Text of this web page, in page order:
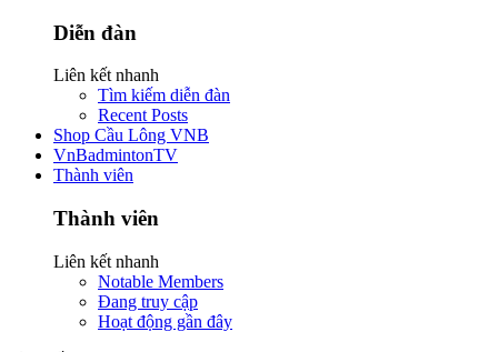
Diễn đàn
Liên kết nhanh
Tìm kiếm diễn đàn
Recent Posts
Shop Cầu Lông VNB
VnBadmintonTV
Thành viên
Thành viên
Liên kết nhanh
Notable Members
Đang truy cập
Hoạt động gần đây